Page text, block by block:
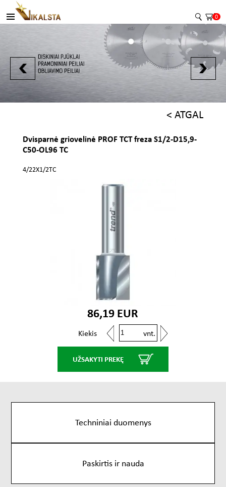
0
< ATGAL
Dvisparnė griovelinė PROF TCT freza S1/2-D15,9-
C50-OL96 TC
4/22X1/2TC
86,19 EUR
Kiekis vnt.
UŽSAKYTI PREKĘ
Techniniai duomenys
Paskirtis ir nauda